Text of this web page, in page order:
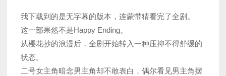
我下载到的是无字幕的版本，连蒙带猜看完了全剧。
这一部果然不是Happy Ending。
从樱花抄的浪漫后，全剧开始转入一种压抑不得舒缓的
状态。
二号女主角暗念男主角却不敢表白，偶尔看见男主角摆